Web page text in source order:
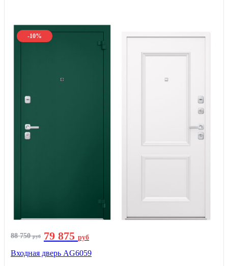
-10%
88 750руб 79 875 руб
Входная дверь AG6059